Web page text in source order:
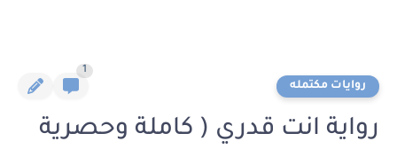
روايات مكتمله
1
رواية انت قدري ( كاملة وحصرية